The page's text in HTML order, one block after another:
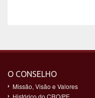
O CONSELHO
Missão, Visão e Valores
Histórico do CRO/PE